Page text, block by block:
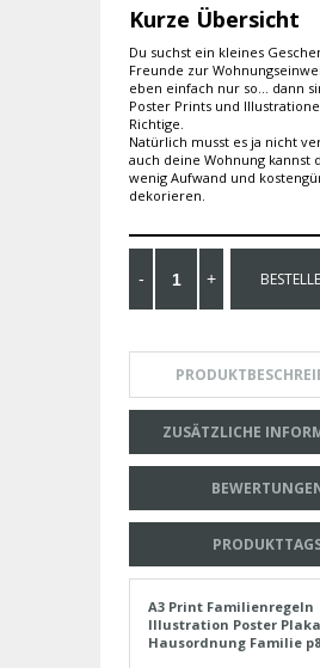
Kurze Übersicht
Du suchst ein kleines
Freunde zur
eben einfach nur so... dann
Poster Prints und
Richtige.
Natürlich musst es ja nicht
auch deine Wohnung kannst
wenig Aufwand und
dekorieren.
ZUSÄTZLICHE
A3 Print Familienregeln
Illustration Poster
Hausordnung Familie